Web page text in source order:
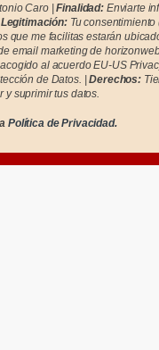
Caro |Finalidad: Enviarte
Legitimación:Tu consentimiento
que me facilitas estarán
email marketing de
al acuerdo EU-US
de Datos. |Derechos:
y suprimir tus datos.
Política de Privacidad.